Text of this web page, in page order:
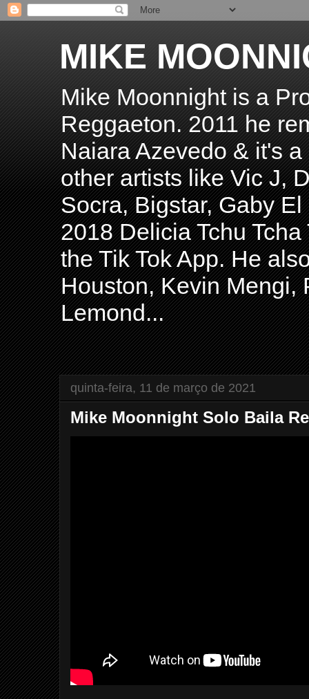
MIKE
Mike Moonnight is a
Reggaeton. 2011 he
Naiara Azevedo & it's
other artists like Vic J,
Socra, Bigstar, Gaby
2018 Delicia Tchu
the Tik Tok App. He
Houston, Kevin Mengi,
Lemond...
quinta-feira, 11 de março de 2021
Mike Moonnight Solo Baila